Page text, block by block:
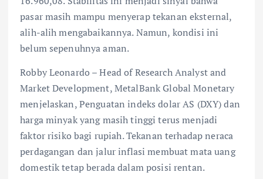
pasar masih mampu menyerap tekanan eksternal,
alih-alih mengabaikannya. Namun, kondisi ini
belum sepenuhnya aman.
Robby Leonardo – Head of Research Analyst and
Market Development, MetalBank Global Monetary
menjelaskan, Penguatan indeks dolar AS (DXY) dan
harga minyak yang masih tinggi terus menjadi
faktor risiko bagi rupiah. Tekanan terhadap neraca
perdagangan dan jalur inflasi membuat mata uang
domestik tetap berada dalam posisi rentan.